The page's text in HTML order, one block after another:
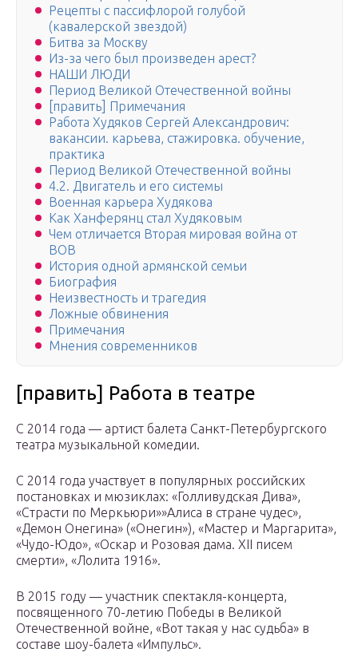
Рецепты с пассифлорой голубой
(кавалерской звездой)
Битва за Москву
Из-за чего был произведен арест?
НАШИ ЛЮДИ
Период Великой Отечественной войны
[править] Примечания
Работа Худяков Сергей Александрович:
вакансии. карьева, стажировка. обучение,
практика
Период Великой Отечественной войны
4.2. Двигатель и его системы
Военная карьера Худякова
Как Ханферянц стал Худяковым
Чем отличается Вторая мировая война от
ВОВ
История одной армянской семьи
Биография
Неизвестность и трагедия
Ложные обвинения
Примечания
Мнения современников
[править] Работа в театре
C 2014 года — артист балета Санкт-Петербургского
театра музыкальной комедии.
С 2014 года участвует в популярных российских
постановках и мюзиклах: «Голливудская Дива»,
«Страсти по Меркьюри»»Алиса в стране чудес»,
«Демон Онегина» («Онегин»), «Мастер и Маргарита»,
«Чудо-Юдо», «Оскар и Розовая дама. XII писем
смерти», «Лолита 1916».
В 2015 году — участник спектакля-концерта,
посвященного 70-летию Победы в Великой
Отечественной войне, «Вот такая у нас судьба» в
составе шоу-балета «Импульс».